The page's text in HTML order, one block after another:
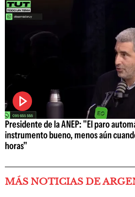
Presidente de la ANEP: "El paro
instrumento bueno, menos aún
horas"
MÁS NOTICIAS DE